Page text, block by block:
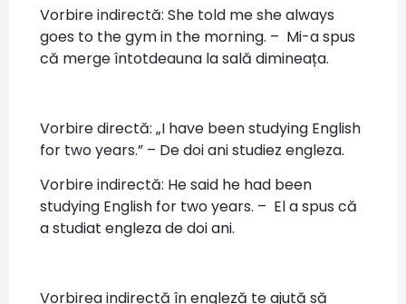
Vorbire indirectă: She told me she always
goes to the gym in the morning. – Mi-a spus
că merge întotdeauna la sală dimineața.
Vorbire directă: „I have been studying English
for two years.” – De doi ani studiez engleza.
Vorbire indirectă: He said he had been
studying English for two years. – El a spus că
a studiat engleza de doi ani.
Vorbirea indirectă în engleză te ajută să